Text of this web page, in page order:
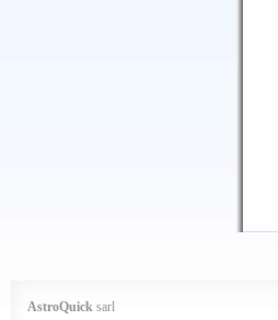
AstroQuick sarl